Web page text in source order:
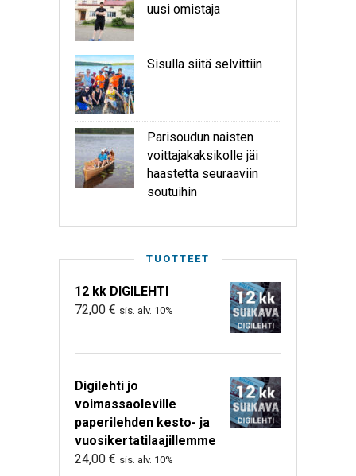
uusi omistaja
Sisulla siitä selvittiin
Parisoudun naisten
voittajakaksikolle jäi
haastetta seuraaviin
soutuihin
TUOTTEET
12 kk DIGILEHTI
72,00 € sis. alv. 10%
Digilehti jo
voimassaoleville
paperilehden kesto- ja
vuosikertatilaajillemme
24,00 € sis. alv. 10%